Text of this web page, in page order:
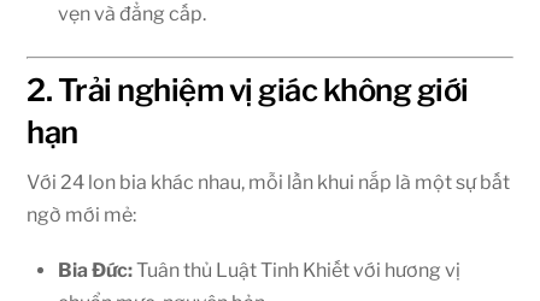
vẹn và đẳng cấp.
2. Trải nghiệm vị giác không giới
hạn
Với 24 lon bia khác nhau, mỗi lần khui nắp là một sự bất
ngờ mới mẻ:
Bia Đức:Tuân thủ Luật Tinh Khiết với hương vị